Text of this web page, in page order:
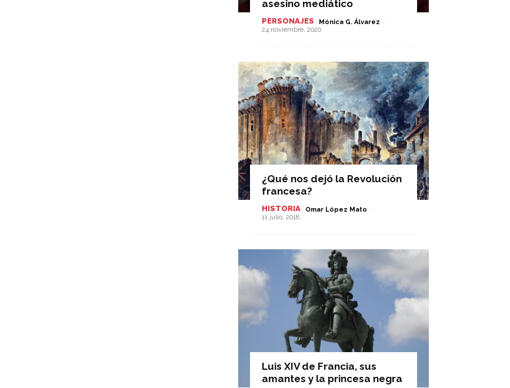
asesino mediático
PERSONAJES Mónica G. Álvarez -
24 noviembre, 2020
¿Qué nos dejó la Revolución
francesa?
HISTORIA Omar López Mato -
11 julio, 2018
Luis XIV de Francia, sus
amantes y la princesa negra